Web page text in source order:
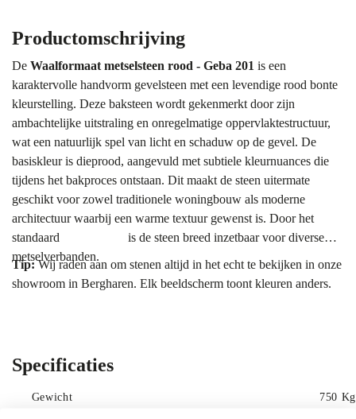
Productomschrijving
De Waalformaat metselsteen rood - Geba 201 is een
karaktervolle handvorm gevelsteen met een levendige rood bonte
kleurstelling. Deze baksteen wordt gekenmerkt door zijn
ambachtelijke uitstraling en onregelmatige oppervlaktestructuur,
wat een natuurlijk spel van licht en schaduw op de gevel. De
basiskleur is dieprood, aangevuld met subtiele kleurnuances die
tijdens het bakproces ontstaan. Dit maakt de steen uitermate
geschikt voor zowel traditionele woningbouw als moderne
architectuur waarbij een warme textuur gewenst is. Door het
standaard
is de steen breed inzetbaar voor diverse
metselverbanden.
Tip:Wij raden aan om stenen altijd in het echt te bekijken in onze
showroom in Bergharen. Elk beeldscherm toont kleuren anders.
De kleur van de Geba 201 laat zich omschrijven als een rijk palet
aan roodtinten. Je ziet variaties van helder baksteenrood tot
Specificaties
Gewicht 750 Kg